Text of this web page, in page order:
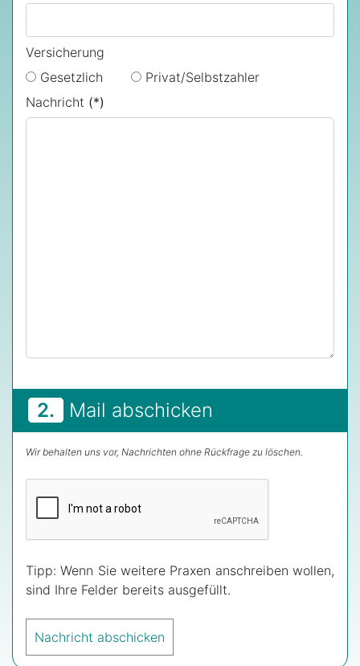
Versicherung
Gesetzlich
Privat/Selbstzahler
Nachricht (*)
2. Mail abschicken
Wir behalten uns vor, Nachrichten ohne Rückfrage zu löschen.
Tipp: Wenn Sie weitere Praxen anschreiben wollen,
sind Ihre Felder bereits ausgefüllt.
Nachricht abschicken